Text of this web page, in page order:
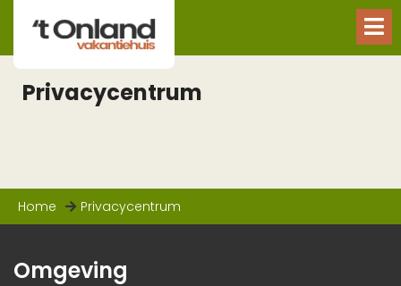
Privacycentrum
Home Privacycentrum
Omgeving